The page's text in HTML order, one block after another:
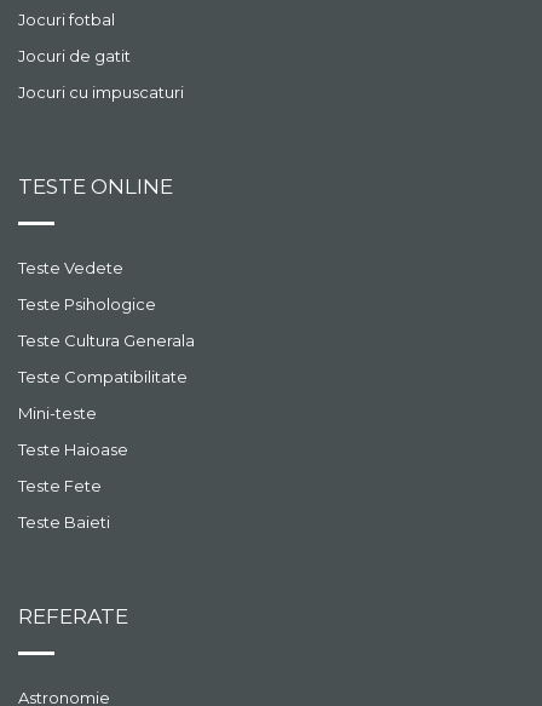
Jocuri fotbal
Jocuri de gatit
Jocuri cu impuscaturi
TESTE ONLINE
Teste Vedete
Teste Psihologice
Teste Cultura Generala
Teste Compatibilitate
Mini-teste
Teste Haioase
Teste Fete
Teste Baieti
REFERATE
Astronomie